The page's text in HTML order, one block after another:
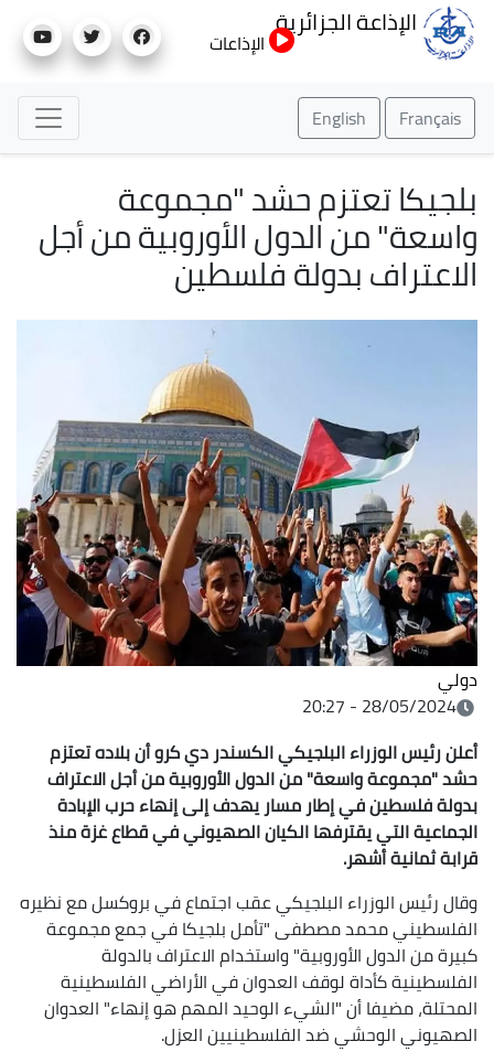
إلى
الإذاعة الجزائرية
الإذاعات
Français
English
بلجيكا تعتزم حشد "مجموعة
واسعة" من الدول الأوروبية من أجل
الاعتراف بدولة فلسطين
دولي
28/05/2024 - 20:27
أعلن رئيس الوزراء البلجيكي الكسندر دي كرو أن بلاده تعتزم
حشد "مجموعة واسعة" من الدول الأوروبية من أجل الاعتراف
بدولة فلسطين في إطار مسار يهدف إلى إنهاء حرب الإبادة
الجماعية التي يقترفها الكيان الصهيوني في قطاع غزة منذ
قرابة ثمانية أشهر.
وقال رئيس الوزراء البلجيكي عقب اجتماع في بروكسل مع نظيره
الفلسطيني محمد مصطفى "تأمل بلجيكا في جمع مجموعة
كبيرة من الدول الأوروبية" واستخدام الاعتراف بالدولة
الفلسطينية كأداة لوقف العدوان في الأراضي الفلسطينية
المحتلة، مضيفا أن "الشيء الوحيد المهم هو إنهاء" العدوان
الصهيوني الوحشي ضد الفلسطينيين العزل.